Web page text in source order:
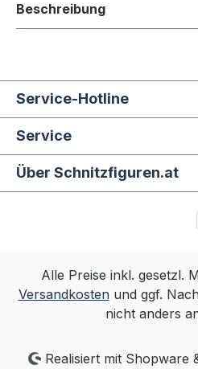
Beschreibung
Service-Hotline
Service
Über Schnitzfiguren.at
Alle Preise inkl. gesetzl.
Versandkostenund ggf.
nicht anders
Realisiert mit Shopware